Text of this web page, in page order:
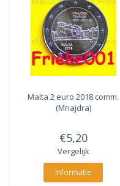
Malta 2 euro 2018 comm.
(Mnajdra)
€5,20
Vergelijk
Informatie